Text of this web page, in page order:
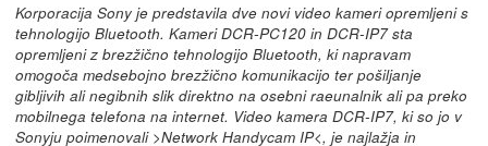
Korporacija Sony je predstavila dve novi video kameri opremljeni s
tehnologijo Bluetooth. Kameri DCR-PC120 in DCR-IP7 sta
opremljeni z brezžično tehnologijo Bluetooth, ki napravam
omogoča medsebojno brezžično komunikacijo ter pošiljanje
gibljivih ali negibnih slik direktno na osebni raeunalnik ali pa preko
mobilnega telefona na internet. Video kamera DCR-IP7, ki so jo v
Sonyju poimenovali >Network Handycam IP<, je najlažja in